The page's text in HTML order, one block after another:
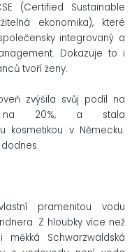
(Certified Sustainable
ekonomika), které
integrovaný a
Dokazuje to i
tvoří ženy.
zvýšila svůj podíl na
na 20%, a stala
kosmetikou v Německu.
pramenitou vodu
Z hloubky více než
Schwarzwaldská